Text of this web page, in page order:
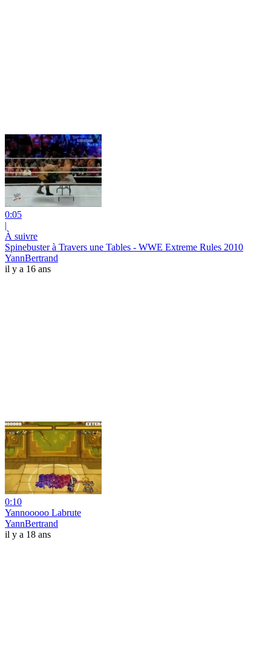
0:05
|
À suivre
Spinebuster à Travers une Tables - WWE Extreme Rules 2010
YannBertrand
il y a 16 ans
0:10
Yannooooo Labrute
YannBertrand
il y a 18 ans